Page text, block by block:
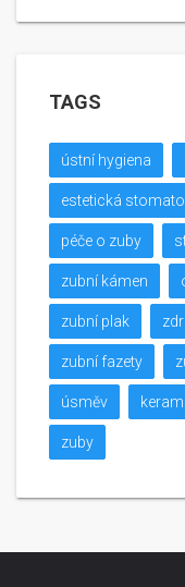
TAGS
ústní hygiena
estetická
péče o zuby
zubní kámen
zubní plak
zubní fazety
úsměv
zuby